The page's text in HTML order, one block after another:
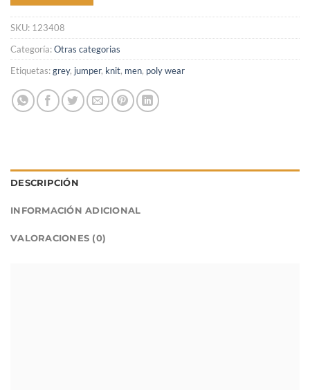
SKU: 123408
Categoría:Otras categorias
Etiquetas:grey, jumper, knit, men, poly wear
DESCRIPCIÓN
INFORMACIÓN ADICIONAL
VALORACIONES (0)